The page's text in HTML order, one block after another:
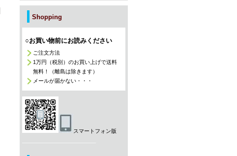
Shopping
○お買い物前にお読みください
ご注文方法
1万円（税別）のお買い上げで送料
無料！（離島は除きます）
メールが届かない・・・
スマートフォン版